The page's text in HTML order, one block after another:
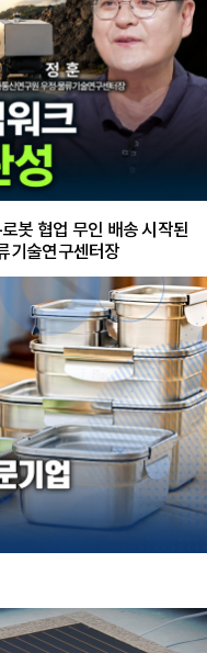
봇 협업 무인 배송 시작된
기술연구센터장